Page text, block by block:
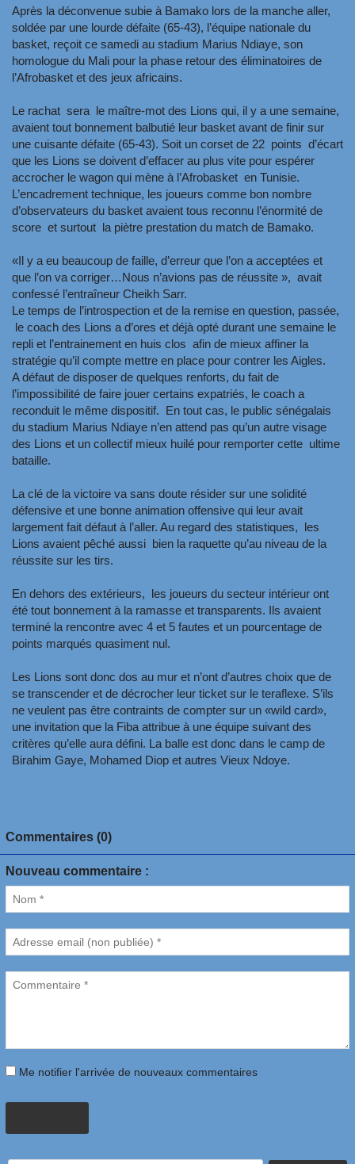
Après la déconvenue subie à Bamako lors de la manche aller,
soldée par une lourde défaite (65-43), l’équipe nationale du
basket, reçoit ce samedi au stadium Marius Ndiaye, son
homologue du Mali pour la phase retour des éliminatoires de
l’Afrobasket et des jeux africains.
Le rachat sera le maître-mot des Lions qui, il y a une semaine,
avaient tout bonnement balbutié leur basket avant de finir sur
une cuisante défaite (65-43). Soit un corset de 22 points d’écart
que les Lions se doivent d’effacer au plus vite pour espérer
accrocher le wagon qui mène à l’Afrobasket en Tunisie.
L’encadrement technique, les joueurs comme bon nombre
d’observateurs du basket avaient tous reconnu l’énormité de
score et surtout la piètre prestation du match de Bamako.
«Il y a eu beaucoup de faille, d’erreur que l’on a acceptées et
que l’on va corriger…Nous n’avions pas de réussite », avait
confessé l’entraîneur Cheikh Sarr.
Le temps de l’introspection et de la remise en question, passée,
le coach des Lions a d’ores et déjà opté durant une semaine le
repli et l’entrainement en huis clos afin de mieux affiner la
stratégie qu’il compte mettre en place pour contrer les Aigles.
A défaut de disposer de quelques renforts, du fait de
l’impossibilité de faire jouer certains expatriés, le coach a
reconduit le même dispositif. En tout cas, le public sénégalais
du stadium Marius Ndiaye n’en attend pas qu’un autre visage
des Lions et un collectif mieux huilé pour remporter cette ultime
bataille.
La clé de la victoire va sans doute résider sur une solidité
défensive et une bonne animation offensive qui leur avait
largement fait défaut à l’aller. Au regard des statistiques, les
Lions avaient pêché aussi bien la raquette qu’au niveau de la
réussite sur les tirs.
En dehors des extérieurs, les joueurs du secteur intérieur ont
été tout bonnement à la ramasse et transparents. Ils avaient
terminé la rencontre avec 4 et 5 fautes et un pourcentage de
points marqués quasiment nul.
Les Lions sont donc dos au mur et n’ont d’autres choix que de
se transcender et de décrocher leur ticket sur le teraflexe. S’ils
ne veulent pas être contraints de compter sur un «wild card»,
une invitation que la Fiba attribue à une équipe suivant des
critères qu’elle aura défini. La balle est donc dans le camp de
Birahim Gaye, Mohamed Diop et autres Vieux Ndoye.
Commentaires (0)
Nouveau commentaire :
Me notifier l'arrivée de nouveaux commentaires